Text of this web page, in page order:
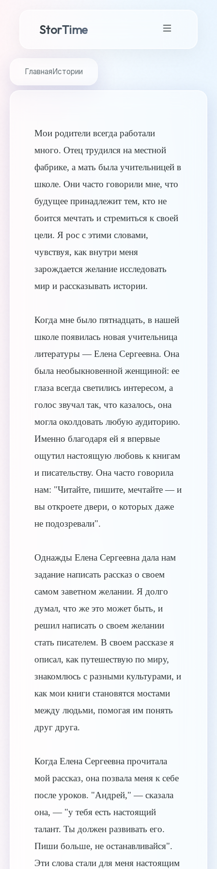
StorTime
ГлавнаяИстории
Мои родители всегда работали
много. Отец трудился на местной
фабрике, а мать была учительницей в
школе. Они часто говорили мне, что
будущее принадлежит тем, кто не
боится мечтать и стремиться к своей
цели. Я рос с этими словами,
чувствуя, как внутри меня
зарождается желание исследовать
мир и рассказывать истории.
Когда мне было пятнадцать, в нашей
школе появилась новая учительница
литературы — Елена Сергеевна. Она
была необыкновенной женщиной: ее
глаза всегда светились интересом, а
голос звучал так, что казалось, она
могла околдовать любую аудиторию.
Именно благодаря ей я впервые
ощутил настоящую любовь к книгам
и писательству. Она часто говорила
нам: "Читайте, пишите, мечтайте — и
вы откроете двери, о которых даже
не подозревали".
Однажды Елена Сергеевна дала нам
задание написать рассказ о своем
самом заветном желании. Я долго
думал, что же это может быть, и
решил написать о своем желании
стать писателем. В своем рассказе я
описал, как путешествую по миру,
знакомлюсь с разными культурами, и
как мои книги становятся мостами
между людьми, помогая им понять
друг друга.
Когда Елена Сергеевна прочитала
мой рассказ, она позвала меня к себе
после уроков. "Андрей," — сказала
она, — "у тебя есть настоящий
талант. Ты должен развивать его.
Пиши больше, не останавливайся".
Эти слова стали для меня настоящим